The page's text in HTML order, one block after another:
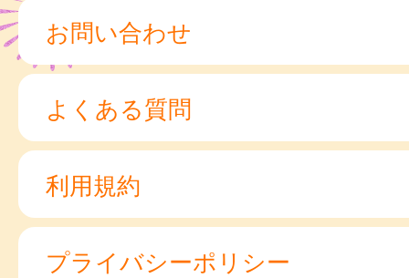
お問い合わせ
よくある質問
利用規約
プライバシーポリシー